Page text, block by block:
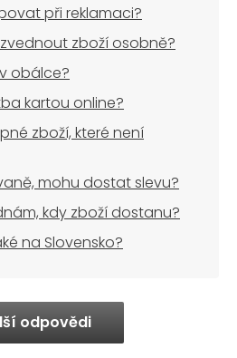
při reklamaci?
zboží osobně?
obálce?
kartou online?
zboží, které není
mohu dostat slevu?
kdy zboží dostanu?
na Slovensko?
odpovědi